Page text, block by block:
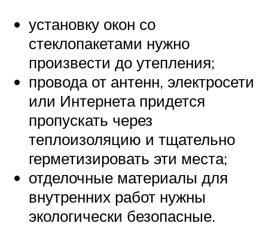
установку окон со
стеклопакетами нужно
произвести до утепления;
провода от антенн, электросети
или Интернета придется
пропускать через
теплоизоляцию и тщательно
герметизировать эти места;
отделочные материалы для
внутренних работ нужны
экологически безопасные.